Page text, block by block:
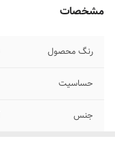
مشخصات
رنگ محصول
حساسیت
جنس